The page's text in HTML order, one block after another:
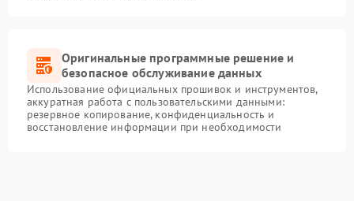
Оригинальные программные решение и
безопасное обслуживание данных
Использование официальных прошивок и инструментов,
аккуратная работа с пользовательскими данными:
резервное копирование, конфиденциальность и
восстановление информации при необходимости